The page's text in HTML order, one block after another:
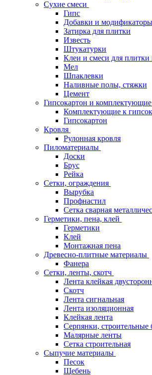
Сухие смеси
Гипс
Добавки и
Затирка для плитки
Известь
Штукатурки
Клеи и смеси для плитки
Мел
Шпаклевки
Наливные полы, стяжки
Цемент
Гипсокартон и комплектующие
Комплектующие к
Гипсокартон
Кровля
Рулонная кровля
Пиломатериалы
Доски
Брус
Рейка
Сетки, ограждения
Вырубка
Профнастил
Сетка сварная
Герметики, пена, клей
Герметики
Клей
Монтажная пена
Древесно-плитные материалы
Фанера
Сетки, ленты, скотч
Лента клейкая
Скотч
Лента сигнальная
Лента изоляционная
Клейкая лента
Серпянки, строительные
Малярные ленты
Сетка строительная
Сыпучие материалы
Песок
Щебень